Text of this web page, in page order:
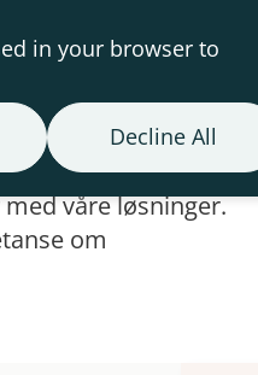
in your browser to
Decline All
våre løsninger.
om